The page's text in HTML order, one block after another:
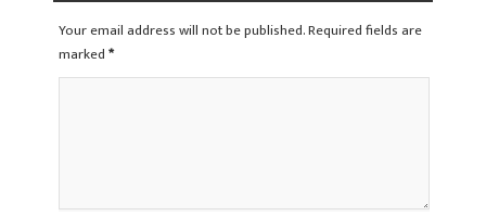
Your email address will not be published. Required fields are
marked*